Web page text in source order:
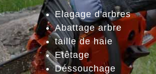
Elagage d'arbres
Abattage arbre
taille de haie
Etêtage
Déssouchage